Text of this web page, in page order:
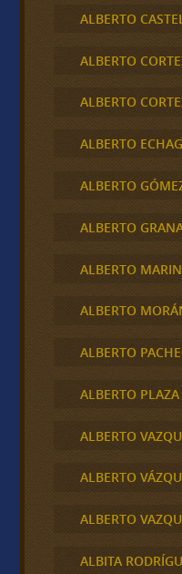
ALBERTO
ALBERTO
ALBERTO
ALBERTO
ALBERTO
ALBERTO
ALBERTO
ALBERTO
ALBERTO
ALBERTO PLAZA
ALBERTO
ALBERTO
ALBERTO
ALBITA